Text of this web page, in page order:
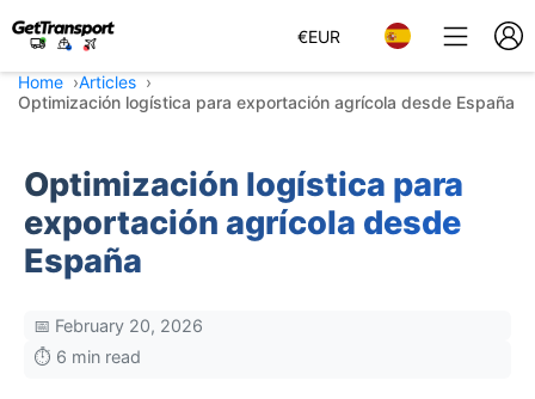
€EUR
Home
Articles
Optimización logística para exportación agrícola desde España
Optimización logística para
exportación agrícola desde
España
📅 February 20, 2026
⏱️ 6 min read